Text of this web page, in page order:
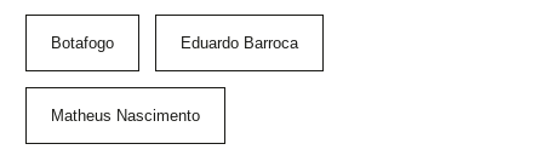
Botafogo Eduardo Barroca
Matheus Nascimento